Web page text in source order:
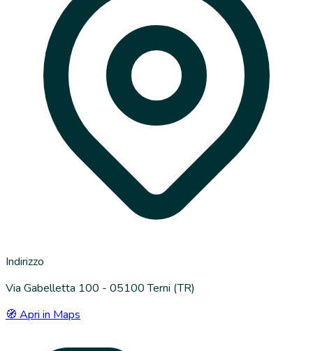
Indirizzo
Via Gabelletta 100 - 05100 Terni (TR)
🧭 Apri in Maps